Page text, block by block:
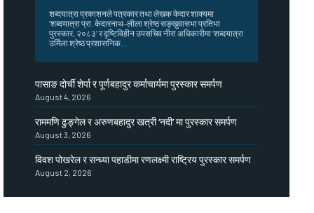
शब्दयात्रा प्रकाशनले पत्रकार तथा लेखक केदार शाक्यमा
‘शब्दयात्रा प्रा. केदारनाथ–लीला श्रेष्ठ सङ्खुवासभा प्रतिभा
पुरस्कार, २०८३’ र दृष्टिविहीन उपसचिव नीरा अधिकारीमा ‘शब्दयात्रा
उर्मिला श्रेष्ठ प्रशासनिक...
पासाङ दोर्ची शेर्पा र पूर्णबहादुर कर्माचार्यमा पुरस्कार समर्पण
August 4, 2026
राममणि ढुङ्गेल र अरुणबहादुर खत्री ‘नदी’ मा पुरस्कार समर्पण
August 3, 2026
विवश पोखरेल र सन्ध्या पहाडीमा रणलक्ष्मी राष्ट्रिय पुरस्कार समर्पण
August 2, 2026